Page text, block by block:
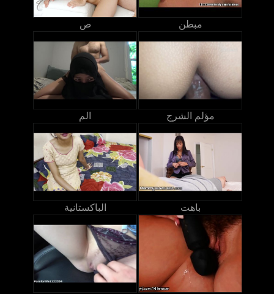
ص مبطن
الم مؤلم الشرج
الباكستانية باهت